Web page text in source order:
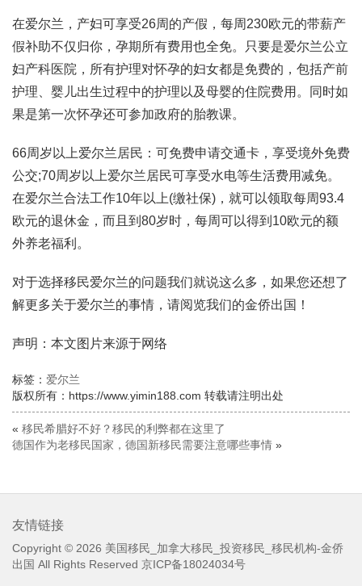
在爱尔兰，产妇可享受26周的产假，每周230欧元的带薪产
假补助不仅归你，孕期所有费用也全免。只要是爱尔兰公立
妇产科医院，所有护理对怀孕的妇女都是免费的，包括产前
护理、婴儿出生过程中的护理以及母婴的住院费用。同时如
果是第一次怀孕还可参加政府的胎教课。
66周岁以上爱尔兰居民：可免费申请交通卡，享受境外免费
公交;70周岁以上爱尔兰居民可享受水电等生活费用减免。
在爱尔兰合法工作10年以上(缴社保)，就可以领取每周93.4
欧元的退休金，而且到80岁时，每周可以得到10欧元的额
外养老福利。
对于选择移民爱尔兰的问题我们就说这么多，如果您还想了
解更多关于爱尔兰的事情，请阅览我们的金侨出国！
声明：本文图片来源于网络
标签： 爱尔兰
版权所有：https://www.yimin188.com 转载请注明出处
« 移民希腊好不好？移民的利弊都在这里了
德国作为老移民国家，德国新移民需要注意哪些事情 »
友情链接
Copyright © 2026 美国移民_加拿大移民_投资移民_移民机构-金侨
出国 All Rights Reserved 京ICP备18024034号